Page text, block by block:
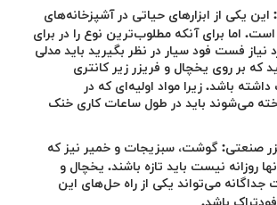
این یکی از ابزارهای حیاتی در آشپزخانه‌های
اما برای آنکه مطلوب‌ترین نوع را در برای
نیاز فست فود سیار در نظر بگیرید باید مدلی
که بر روی یخچال و فریزر زیر کانتری
باشد. زیرا مواد اولیه‌ای که در
می‌شوند باید در طول ساعات کاری خنک
صنعتی: گوشت، سبزیجات و خمیر نیز که
روزانه نیست باید تازه باشند. یخچال و
جداگانه می‌تواند یکی از راه حل‌های این